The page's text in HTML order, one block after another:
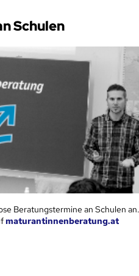
Schulen
Beratungstermine an Schulen
maturantinnenberatung.at